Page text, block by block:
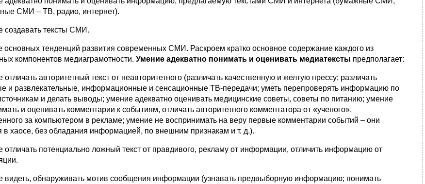
СМИ – ТВ, радио, интернет).
создавать тексты СМИ.
основных тенденций развития современных СМИ. Раскроем кратко основное содержание каждого из
компонентов медиаграмотности. Умение адекватно понимать и оценивать медиатексты предполагает:
отличать авторитетный текст от неавторитетного (различать качественную и желтую прессу; различать
и развлекательные, информационные и сенсационные ТВ-передачи; уметь перепроверять информацию по
и делать выводы; умение адекватно оценивать медицинские советы, советы по питанию; умение
и оценивать комментарии к событиям, отличать авторитетного комментатора от «ученого»,
за компьютером в рекламе; умение не воспринимать на веру первые комментарии событий – они
в хаосе, без обладания информацией, по внешним признакам и т. д.).
отличать потенциально ложный текст от правдивого, рекламу от информации, отличить информацию от
видеть, обнаруживать мотив сообщения информации (узнавать предвыборную информацию; понимать